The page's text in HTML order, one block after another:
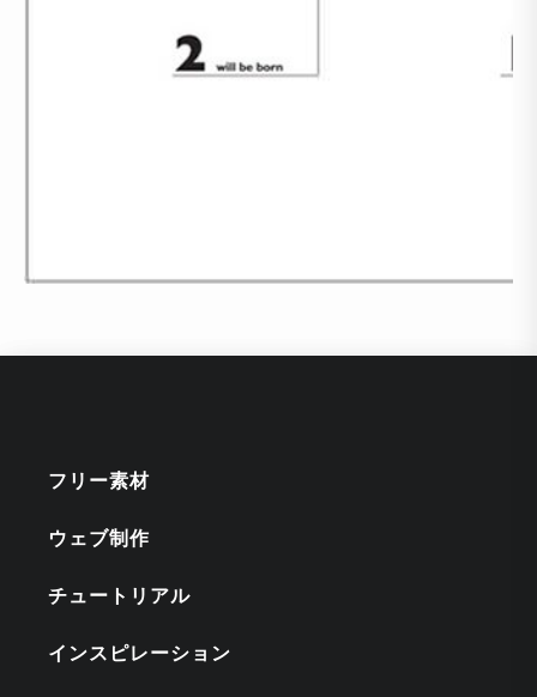
フリー素材
ウェブ制作
チュートリアル
インスピレーション